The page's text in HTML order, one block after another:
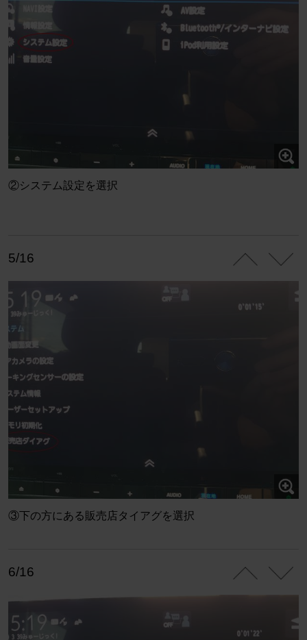
②システム設定を選択
5/16
③下の方にある販売店タイアグを選択
6/16